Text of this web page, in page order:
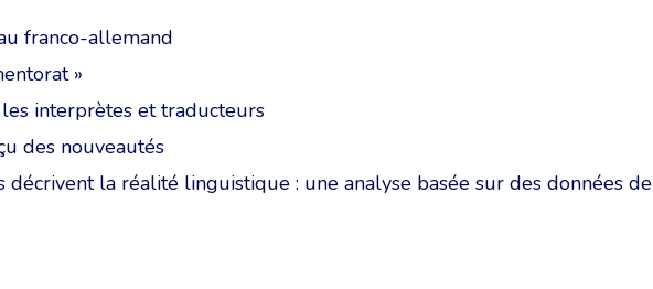
franco-allemand
»
interprètes et traducteurs
des nouveautés
décrivent la réalité linguistique : une analyse basée sur des données de